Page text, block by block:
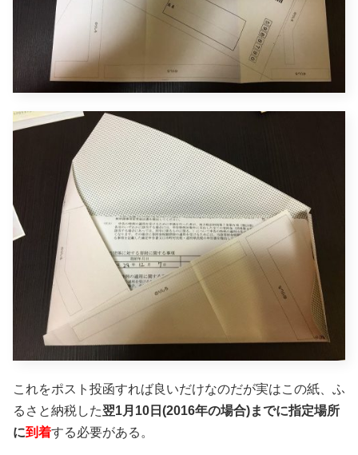
これをポスト投函すれば良いだけなのだが実はこの紙、ふ
るさと納税した翌1月10日(2016年の場合)までに指定場所
に到着する必要がある。